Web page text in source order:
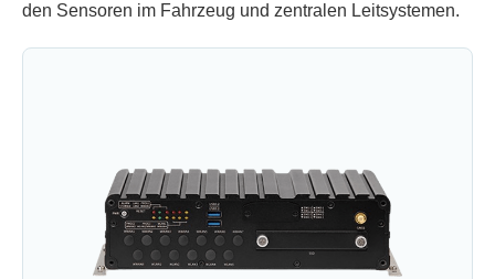
den Sensoren im Fahrzeug und zentralen Leitsystemen.